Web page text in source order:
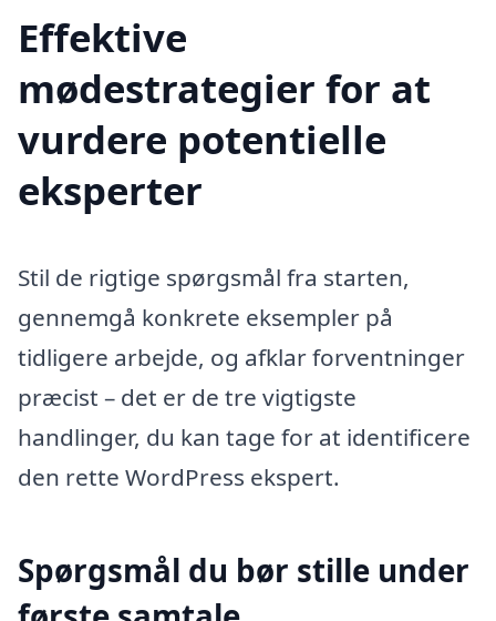
Effektive
mødestrategier for at
vurdere potentielle
eksperter
Stil de rigtige spørgsmål fra starten,
gennemgå konkrete eksempler på
tidligere arbejde, og afklar forventninger
præcist – det er de tre vigtigste
handlinger, du kan tage for at identificere
den rette WordPress ekspert.
Spørgsmål du bør stille under